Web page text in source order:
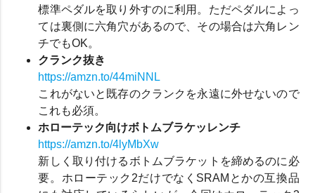
標準ペダルを取り外すのに利用。ただペダルによっ
ては裏側に六角穴があるので、その場合は六角レン
チでもOK。
クランク抜き
https://amzn.to/44miNNL
これがないと既存のクランクを永遠に外せないので
これも必須。
ホローテック向けボトムブラケッレンチ
https://amzn.to/4lyMbXw
新しく取り付けるボトムブラケットを締めるのに必
要。ホローテック2だけでなくSRAMとかの互換品